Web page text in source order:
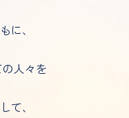
に、
人々を
て、